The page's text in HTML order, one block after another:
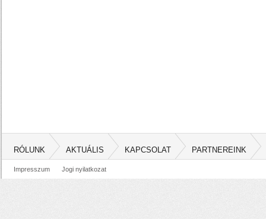
RÓLUNK AKTUÁLIS KAPCSOLAT PARTNEREINK
Impresszum Jogi nyilatkozat